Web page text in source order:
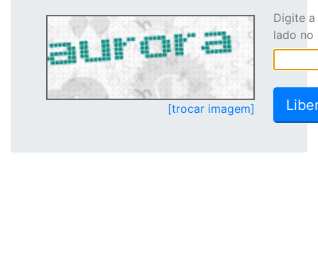
[trocar imagem]
Digite
lado no